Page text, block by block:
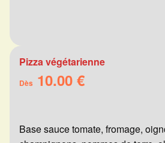
Pizza végétarienne
Dès 10.00 €
Base sauce tomate, fromage,